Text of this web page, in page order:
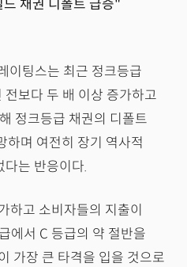
채권 디폴트 급증"
이팅스는 최근 정크등급
보다 두 배 이상 증가하고
정크등급 채권의 디폴트
하며 여전히 장기 역사적
는 반응이다.
하고 소비자들의 지출이
에서 C 등급의 약 절반을
가장 큰 타격을 입을 것으로